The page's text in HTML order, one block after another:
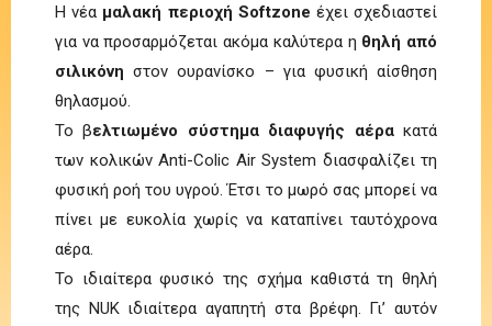
Η νέα μαλακή περιοχή Softzone έχει σχεδιαστεί
για να προσαρμόζεται ακόμα καλύτερα η θηλή από
σιλικόνη στον ουρανίσκο – για φυσική αίσθηση
θηλασμού.
Το βελτιωμένο σύστημα διαφυγής αέρακατά
των κολικών Anti-Colic Air System διασφαλίζει τη
φυσική ροή του υγρού. Έτσι το μωρό σας μπορεί να
πίνει με ευκολία χωρίς να καταπίνει ταυτόχρονα
αέρα.
Το ιδιαίτερα φυσικό της σχήμα καθιστά τη θηλή
της NUK ιδιαίτερα αγαπητή στα βρέφη. Γι’ αυτόν